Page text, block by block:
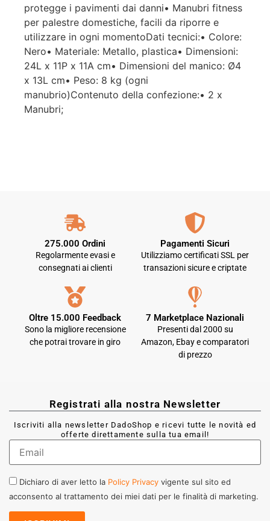
protegge i pavimenti dai danni• Manubri fitness
per palestre domestiche, facili da riporre e
utilizzare in ogni momentoDati tecnici:• Colore:
Nero• Materiale: Metallo, plastica• Dimensioni:
24L x 11P x 11A cm• Dimensioni del manico: Ø4
x 13L cm• Peso: 8 kg (ogni
manubrio)Contenuto della confezione:• 2 x
Manubri;
275.000 Ordini
Regolarmente evasi e
consegnati ai clienti
Pagamenti Sicuri
Utilizziamo certificati SSL per
transazioni sicure e criptate
Oltre 15.000 Feedback
Sono la migliore recensione
che potrai trovare in giro
7 Marketplace Nazionali
Presenti dal 2000 su
Amazon, Ebay e comparatori
di prezzo
Registrati alla nostra Newsletter
Iscriviti alla newsletter DadoShop e ricevi tutte le novità ed
offerte direttamente sulla tua email!
Dichiaro di aver letto la Policy Privacy vigente sul sito ed
acconsento al trattamento dei miei dati per le finalità di marketing.